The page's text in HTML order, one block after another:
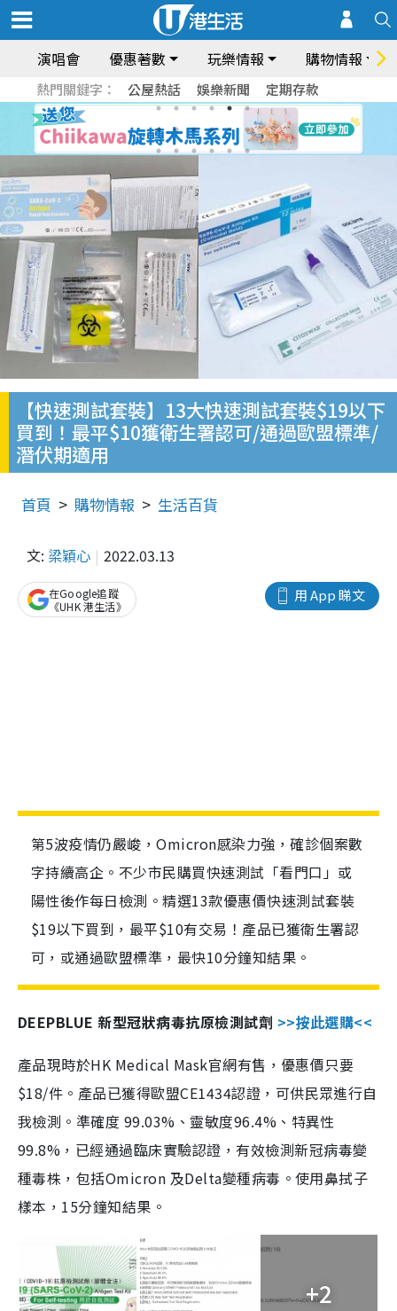
演唱會 優惠著數 玩樂情報 購物情報
熱門關鍵字： 公屋熱話 娛樂新聞 定期存款
【快速測試套裝】13大快速測試套裝$19以下
買到！最平$10獲衛生署認可/通過歐盟標準/
潛伏期適用
首頁 購物情報 生活百貨
文: 梁穎心 2022.03.13
用 App 睇文
在Google追蹤
《UHK 港生活》
第5波疫情仍嚴峻，Omicron感染力強，確診個案數
字持續高企。不少市民購買快速測試「看門口」或
陽性後作每日檢測。精選13款優惠價快速測試套裝
$19以下買到，最平$10有交易！產品已獲衛生署認
可，或通過歐盟標準，最快10分鐘知結果。
DEEPBLUE 新型冠狀病毒抗原檢測試劑 >>按此選購<<
產品現時於HK Medical Mask官網有售，優惠價只要
$18/件。產品已獲得歐盟CE1434認證，可供民眾進行自
我檢測。準確度 99.03%、靈敏度96.4%、特異性
99.8%，已經通過臨床實驗認證，有效檢測新冠病毒變
種毒株，包括Omicron 及Delta變種病毒。使用鼻拭子
樣本，15分鐘知結果。
+2